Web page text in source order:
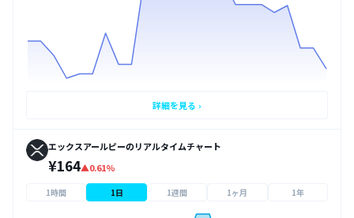
詳細を見る ›
エックスアールピーのリアルタイムチャート
¥164▲0.61%
1時間 1日 1週間 1ヶ月 1年